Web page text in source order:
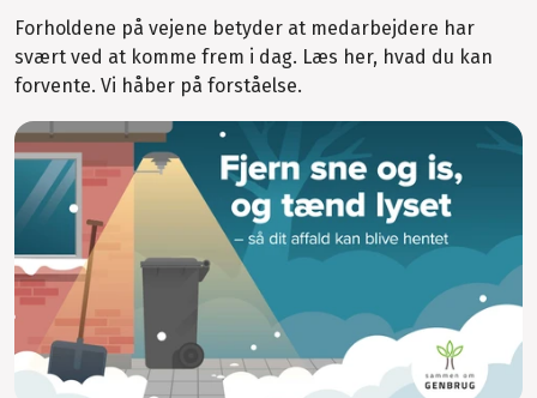
Forholdene på vejene betyder at medarbejdere har
svært ved at komme frem i dag. Læs her, hvad du kan
forvente. Vi håber på forståelse.